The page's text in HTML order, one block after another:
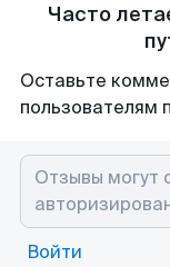
Часто
Оставьте
пользователям
Войти